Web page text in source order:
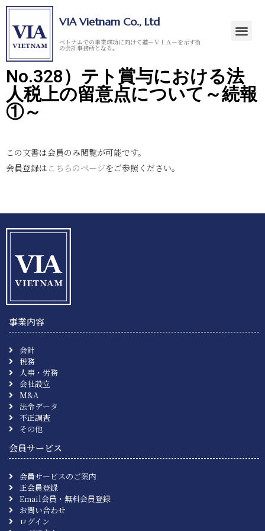
VIA Vietnam Co., Ltd
ベトナムでの事業成功に向けて道－ＶＩＡ－を示す街
の会計事務所となる。
No.328）テト賞与における法
人税上の留意点について～続報
①～
この文書は会員のみ閲覧が可能です。
会員登録は こちらのページをご参照ください。
事業内容
会計
税務
人事・労務
会社設立
M&A
法令データ
不正調査
その他
会員サービス
会員サービスのご案内
正会員登録
Email会員・無料会員登録
お問い合わせ
ログイン